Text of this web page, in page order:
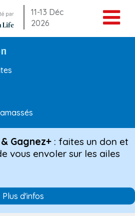
11-13 Déc
2026
Gagnez+ : faites un don et
vous envoler sur les ailes
Plus d'infos